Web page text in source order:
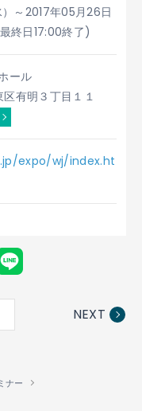
～2017年05月26日
終日17:00終了)
ール
有明３丁目１１
expo/wj/index.ht
NEXT
ナー